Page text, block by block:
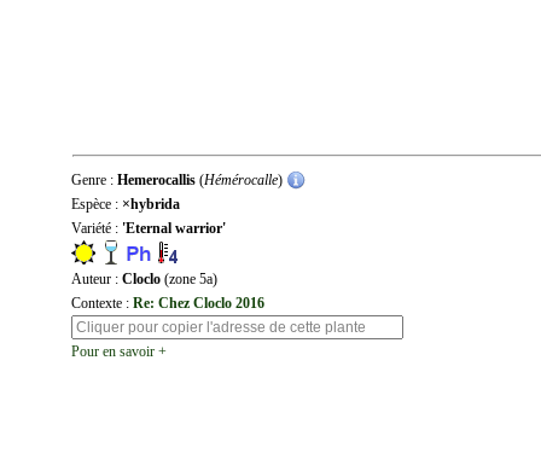
Genre : Hemerocallis (Hémérocalle)
Espèce : ×hybrida
Variété : 'Eternal warrior'
Auteur : Cloclo (zone 5a)
Contexte : Re: Chez Cloclo 2016
Pour en savoir +